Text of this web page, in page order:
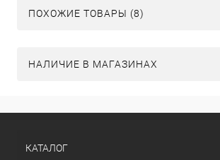
ПОХОЖИЕ ТОВАРЫ (8)
НАЛИЧИЕ В МАГАЗИНАХ
КАТАЛОГ